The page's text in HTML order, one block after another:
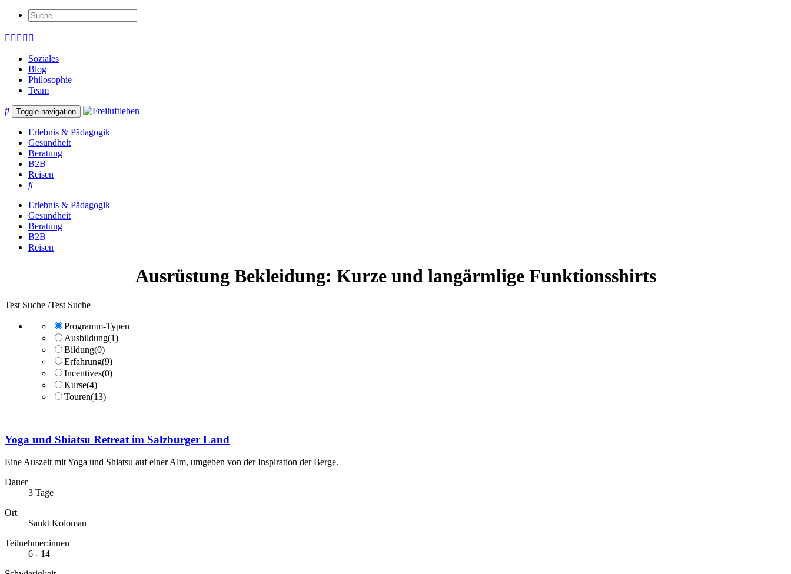
Soziales
Blog
Philosophie
Team
Toggle navigation
Erlebnis & Pädagogik
Gesundheit
Beratung
B2B
Reisen
Erlebnis & Pädagogik
Gesundheit
Beratung
B2B
Reisen
Ausrüstung Bekleidung: Kurze und langärmlige Funktionsshirts
Test Suche /Test Suche
Programm-Typen
Ausbildung(1)
Bildung(0)
Erfahrung(9)
Incentives(0)
Kurse(4)
Touren(13)
Yoga und Shiatsu Retreat im Salzburger Land
Eine Auszeit mit Yoga und Shiatsu auf einer Alm, umgeben von der Inspiration der Berge.
Dauer
3 Tage
Ort
Sankt Koloman
Teilnehmer:innen
6 - 14